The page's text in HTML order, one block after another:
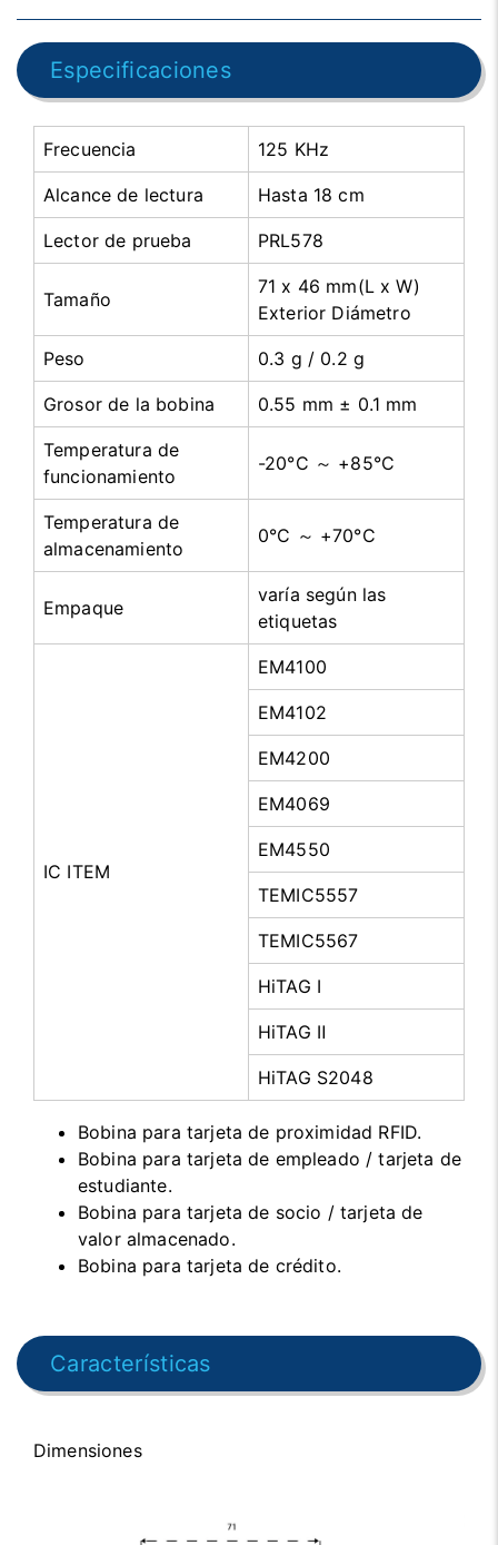
Especificaciones
Frecuencia 125 KHz
Alcance de lectura Hasta 18 cm
Lector de prueba PRL578
Tamaño
71 x 46 mm(L x W)
Exterior Diámetro
Peso 0.3 g / 0.2 g
Grosor de la bobina 0.55 mm ± 0.1 mm
Temperatura de
funcionamiento
-20°C ～ +85°C
Temperatura de
almacenamiento
0°C ～ +70°C
Empaque
varía según las
etiquetas
IC ITEM
EM4100
EM4102
EM4200
EM4069
EM4550
TEMIC5557
TEMIC5567
HiTAG Ⅰ
HiTAG Ⅱ
HiTAG S2048
Bobina para tarjeta de proximidad RFID.
Bobina para tarjeta de empleado / tarjeta de
estudiante.
Bobina para tarjeta de socio / tarjeta de
valor almacenado.
Bobina para tarjeta de crédito.
Características
Dimensiones